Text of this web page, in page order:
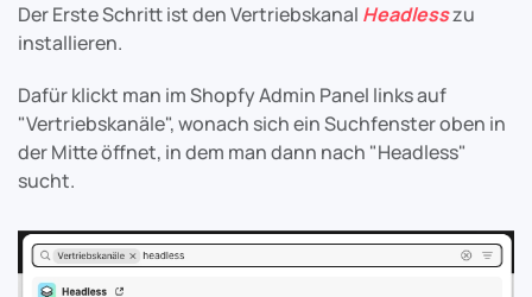
Der Erste Schritt ist den Vertriebskanal Headlesszu
installieren.
Dafür klickt man im Shopfy Admin Panel links auf
"Vertriebskanäle", wonach sich ein Suchfenster oben in
der Mitte öffnet, in dem man dann nach "Headless"
sucht.